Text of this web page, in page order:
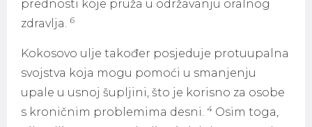
prednosti koje pruža u održavanju oralnog
zdravlja. 6
Kokosovo ulje također posjeduje protuupalna
svojstva koja mogu pomoći u smanjenju
upale u usnoj šupljini, što je korisno za osobe
s kroničnim problemima desni. 4 Osim toga,